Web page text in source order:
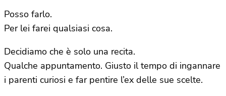
Posso farlo.
Per lei farei qualsiasi cosa.
Decidiamo che è solo una recita.
Qualche appuntamento. Giusto il tempo di ingannare
i parenti curiosi e far pentire l’ex delle sue scelte.